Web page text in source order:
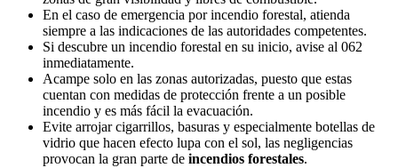
En el caso de emergencia por incendio forestal, atienda
siempre a las indicaciones de las autoridades competentes.
Si descubre un incendio forestal en su inicio, avise al 062
inmediatamente.
Acampe solo en las zonas autorizadas, puesto que estas
cuentan con medidas de protección frente a un posible
incendio y es más fácil la evacuación.
Evite arrojar cigarrillos, basuras y especialmente botellas de
vidrio que hacen efecto lupa con el sol, las negligencias
provocan la gran parte de incendios forestales.